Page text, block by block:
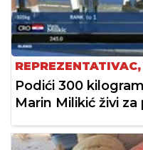
Podići 300
Marin Milikić živi